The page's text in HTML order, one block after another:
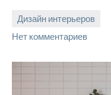
Дизайн интерьеров
Нет комментариев